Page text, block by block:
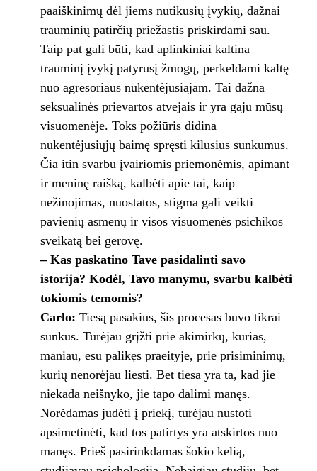
paaiškinimų dėl jiems nutikusių įvykių, dažnai
trauminių patirčių priežastis priskirdami sau.
Taip pat gali būti, kad aplinkiniai kaltina
trauminį įvykį patyrusį žmogų, perkeldami kaltę
nuo agresoriaus nukentėjusiajam. Tai dažna
seksualinės prievartos atvejais ir yra gaju mūsų
visuomenėje. Toks požiūris didina
nukentėjusiųjų baimę spręsti kilusius sunkumus.
Čia itin svarbu įvairiomis priemonėmis, apimant
ir meninę raišką, kalbėti apie tai, kaip
nežinojimas, nuostatos, stigma gali veikti
pavienių asmenų ir visos visuomenės psichikos
sveikatą bei gerovę.
– Kas paskatino Tave pasidalinti savo
istorija? Kodėl, Tavo manymu, svarbu kalbėti
tokiomis temomis?
Carlo: Tiesą pasakius, šis procesas buvo tikrai
sunkus. Turėjau grįžti prie akimirkų, kurias,
maniau, esu palikęs praeityje, prie prisiminimų,
kurių nenorėjau liesti. Bet tiesa yra ta, kad jie
niekada neišnyko, jie tapo dalimi manęs.
Norėdamas judėti į priekį, turėjau nustoti
apsimetinėti, kad tos patirtys yra atskirtos nuo
manęs. Prieš pasirinkdamas šokio kelią,